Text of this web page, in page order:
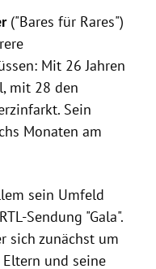
("Bares für Rares")
Mit 26 Jahren
mit 28 den
Sein
Monaten am
sein Umfeld
Sendung "Gala".
sich zunächst um
und seine